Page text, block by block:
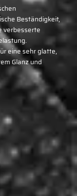
Beständigkeit,
verbesserte
eine sehr glatte,
Glanz und